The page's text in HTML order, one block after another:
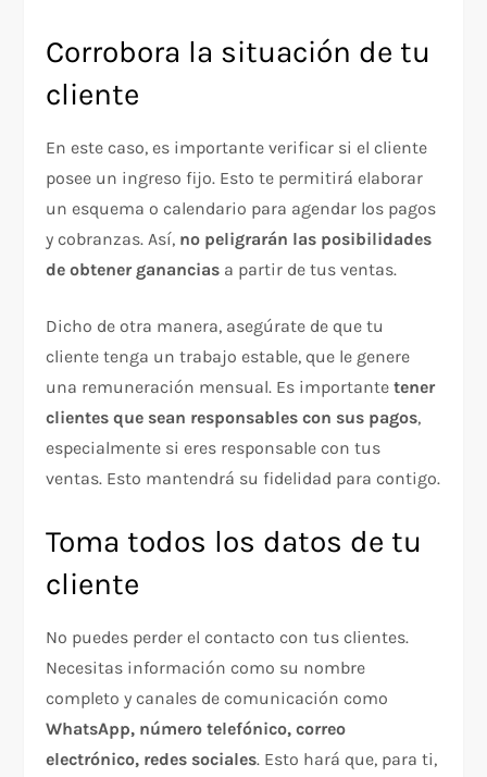
Corrobora la situación de tu
cliente
En este caso, es importante verificar si el cliente
posee un ingreso fijo. Esto te permitirá elaborar
un esquema o calendario para agendar los pagos
y cobranzas. Así, no peligrarán las posibilidades
de obtener ganancias a partir de tus ventas.
Dicho de otra manera, asegúrate de que tu
cliente tenga un trabajo estable, que le genere
una remuneración mensual. Es importantetener
clientes que sean responsables con sus pagos,
especialmente si eres responsable con tus
ventas. Esto mantendrá su fidelidad para contigo.
Toma todos los datos de tu
cliente
No puedes perder el contacto con tus clientes.
Necesitas información como su nombre
completo y canales de comunicación como
WhatsApp, número telefónico, correo
electrónico, redes sociales. Esto hará que, para ti,